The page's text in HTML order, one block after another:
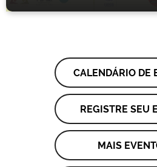
CALENDÁRIO DE
REGISTRE SEU
MAIS